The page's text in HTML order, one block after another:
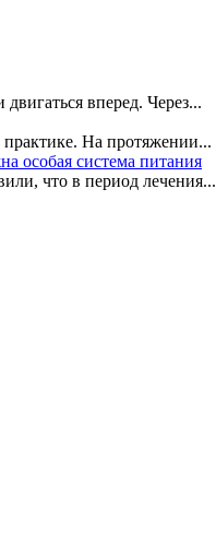
вперед. Через...
На протяжении...
особая система питания
что в период лечения...